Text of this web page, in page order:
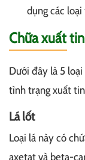
dụng các
Chữa xuất
Dưới đây là 5
tình trạng xuất
Lá lốt
Loại lá này có
axetat và beta-